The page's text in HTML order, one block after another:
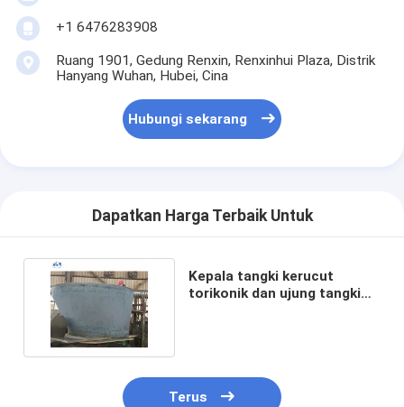
+1 6476283908
Ruang 1901, Gedung Renxin, Renxinhui Plaza, Distrik
Hanyang Wuhan, Hubei, Cina
Hubungi sekarang
Dapatkan Harga Terbaik Untuk
Kepala tangki kerucut
torikonik dan ujung tangki
Terus